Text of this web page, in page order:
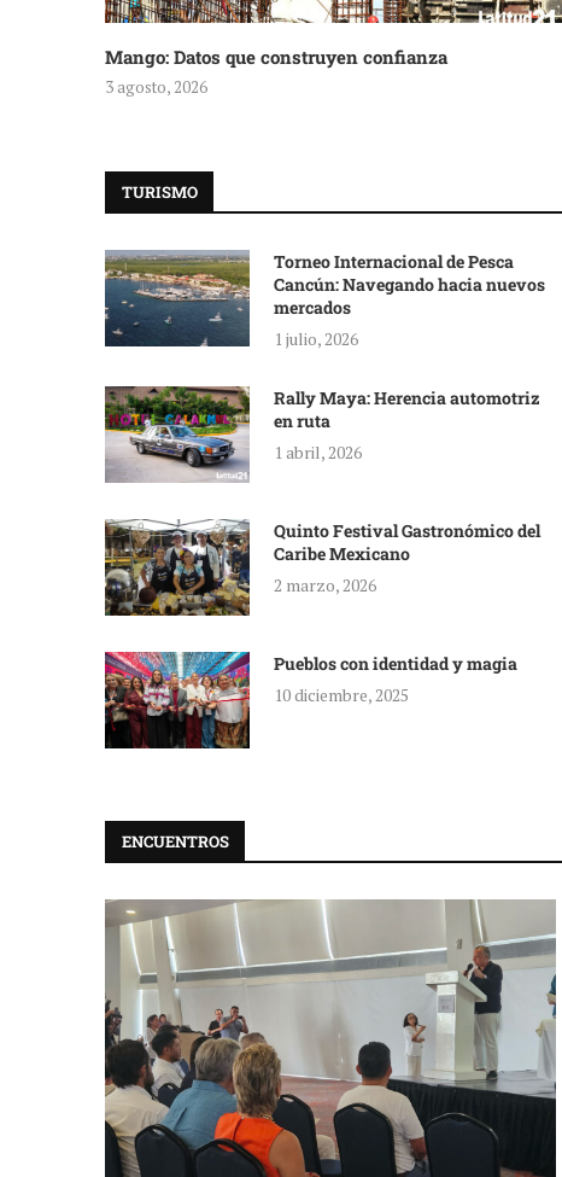
Mango: Datos que construyen confianza
3 agosto, 2026
TURISMO
Torneo Internacional de Pesca
Cancún: Navegando hacia nuevos
mercados
1 julio, 2026
Rally Maya: Herencia automotriz
en ruta
1 abril, 2026
Quinto Festival Gastronómico del
Caribe Mexicano
2 marzo, 2026
Pueblos con identidad y magia
10 diciembre, 2025
ENCUENTROS